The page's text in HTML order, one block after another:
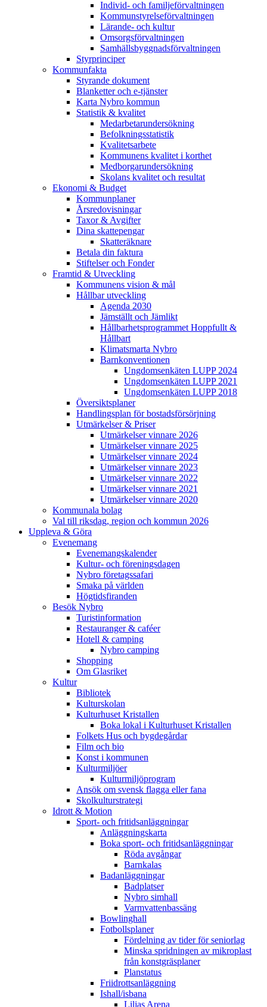
Individ- och familjeförvaltningen
Kommunstyrelse­förvaltningen
Lärande- och kultur
Omsorgsförvaltningen
Samhällsbyggnadsförvaltningen
Styrprinciper
Kommunfakta
Styrande dokument
Blanketter och e-tjänster
Karta Nybro kommun
Statistik & kvalitet
Medarbetar­undersökning
Befolkningsstatistik
Kvalitetsarbete
Kommunens kvalitet i korthet
Medborgar­undersökning
Skolans kvalitet och resultat
Ekonomi & Budget
Kommunplaner
Årsredovisningar
Taxor & Avgifter
Dina skattepengar
Skatteräknare
Betala din faktura
Stiftelser och Fonder
Framtid & Utveckling
Kommunens vision & mål
Hållbar utveckling
Agenda 2030
Jämställt och Jämlikt
Hållbarhetsprogrammet Hoppfullt &
Hållbart
Klimatsmarta Nybro
Barnkonventionen
Ungdomsenkäten LUPP 2024
Ungdomsenkäten LUPP 2021
Ungdomsenkäten LUPP 2018
Översiktsplaner
Handlingsplan för bostadsförsörjning
Utmärkelser & Priser
Utmärkelser vinnare 2026
Utmärkelser vinnare 2025
Utmärkelser vinnare 2024
Utmärkelser vinnare 2023
Utmärkelser vinnare 2022
Utmärkelser vinnare 2021
Utmärkelser vinnare 2020
Kommunala bolag
Val till riksdag, region och kommun 2026
Uppleva & Göra
Evenemang
Evenemangskalender
Kultur- och föreningsdagen
Nybro företagssafari
Smaka på världen
Högtidsfiranden
Besök Nybro
Turistinformation
Restauranger & caféer
Hotell & camping
Nybro camping
Shopping
Om Glasriket
Kultur
Bibliotek
Kulturskolan
Kulturhuset Kristallen
Boka lokal i Kulturhuset Kristallen
Folkets Hus och bygdegårdar
Film och bio
Konst i kommunen
Kulturmiljöer
Kulturmiljöprogram
Ansök om svensk flagga eller fana
Skolkulturstrategi
Idrott & Motion
Sport- och fritidsanläggningar
Anläggningskarta
Boka sport- och fritidsanläggningar
Röda avgångar
Barnkalas
Badanläggningar
Badplatser
Nybro simhall
Varmvattenbassäng
Bowlinghall
Fotbollsplaner
Fördelning av tider för seniorlag
Minska spridningen av mikroplast
från konstgräsplaner
Planstatus
Friidrottsanläggning
Ishall/isbana
Liljas Arena